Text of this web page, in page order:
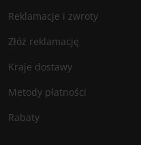
Reklamacje i zwroty
Złóż reklamację
Kraje dostawy
Metody płatności
Rabaty